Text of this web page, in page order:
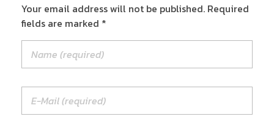
Your email address will not be published. Required
fields are marked *